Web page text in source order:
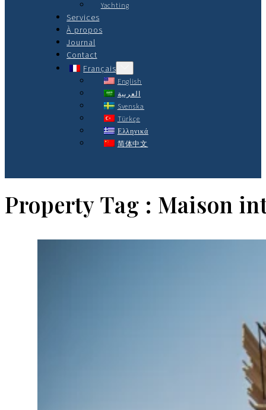
Yachting
Services
À propos
Journal
Contact
Français
English
العربية
Svenska
Türkçe
Ελληνικά
简体中文
Property Tag : Maison